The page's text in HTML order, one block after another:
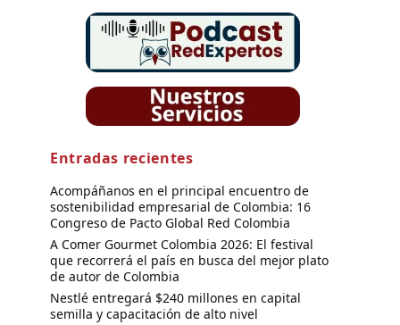
Entradas recientes
Acompáñanos en el principal encuentro de
sostenibilidad empresarial de Colombia: 16
Congreso de Pacto Global Red Colombia
A Comer Gourmet Colombia 2026: El festival
que recorrerá el país en busca del mejor plato
de autor de Colombia
Nestlé entregará $240 millones en capital
semilla y capacitación de alto nivel